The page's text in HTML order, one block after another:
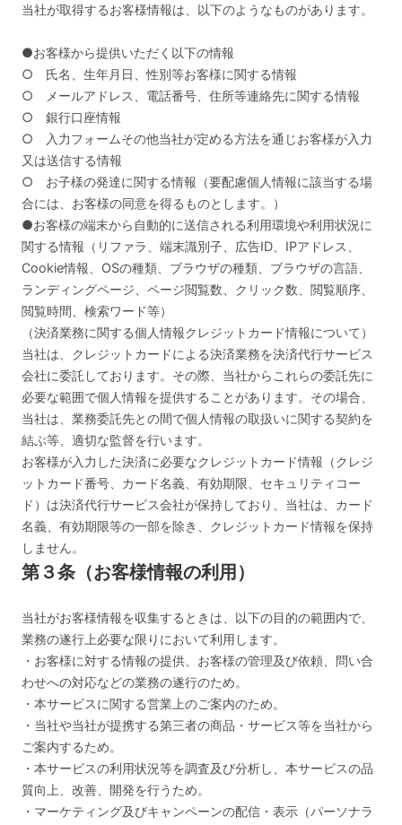
当社が取得するお客様情報は、以下のようなものがあります。
●お客様から提供いただく以下の情報
○ 氏名、生年月日、性別等お客様に関する情報
○ メールアドレス、電話番号、住所等連絡先に関する情報
○ 銀行口座情報
○ 入力フォームその他当社が定める方法を通じお客様が入力
又は送信する情報
○ お子様の発達に関する情報（要配慮個人情報に該当する場
合には、お客様の同意を得るものとします。）
●お客様の端末から自動的に送信される利用環境や利用状況に
関する情報（リファラ、端末識別子、広告ID、IPアドレス、
Cookie情報、OSの種類、ブラウザの種類、ブラウザの言語、
ランディングページ、ページ閲覧数、クリック数、閲覧順序、
閲覧時間、検索ワード等）
（決済業務に関する個人情報クレジットカード情報について）
当社は、クレジットカードによる決済業務を決済代行サービス
会社に委託しております。その際、当社からこれらの委託先に
必要な範囲で個人情報を提供することがあります。その場合、
当社は、業務委託先との間で個人情報の取扱いに関する契約を
結ぶ等、適切な監督を行います。
お客様が入力した決済に必要なクレジットカード情報（クレジ
ットカード番号、カード名義、有効期限、セキュリティコー
ド）は決済代行サービス会社が保持しており、当社は、カード
名義、有効期限等の一部を除き、クレジットカード情報を保持
しません。
第３条（お客様情報の利用）
当社がお客様情報を収集するときは、以下の目的の範囲内で、
業務の遂行上必要な限りにおいて利用します。
・お客様に対する情報の提供、お客様の管理及び依頼、問い合
わせへの対応などの業務の遂行のため。
・本サービスに関する営業上のご案内のため。
・当社や当社が提携する第三者の商品・サービス等を当社から
ご案内するため。
・本サービスの利用状況等を調査及び分析し、本サービスの品
質向上、改善、開発を行うため。
・マーケティング及びキャンペーンの配信・表示（パーソナラ